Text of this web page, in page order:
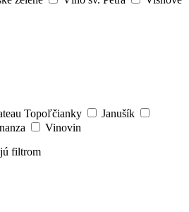
Topoľčianky
Janušík
Vinovin
filtrom